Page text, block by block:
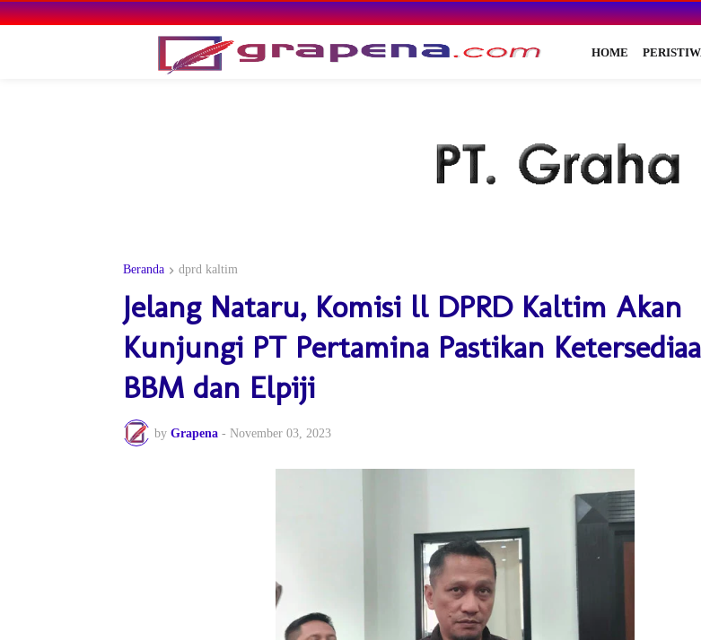
HOME
Beranda dprd kaltim
Jelang Nataru, Komisi ll DPRD Kaltim Akan
Kunjungi PT Pertamina Pastikan
BBM dan Elpiji
by Grapena - November 03, 2023